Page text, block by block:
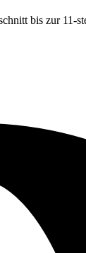
bis zur 11-